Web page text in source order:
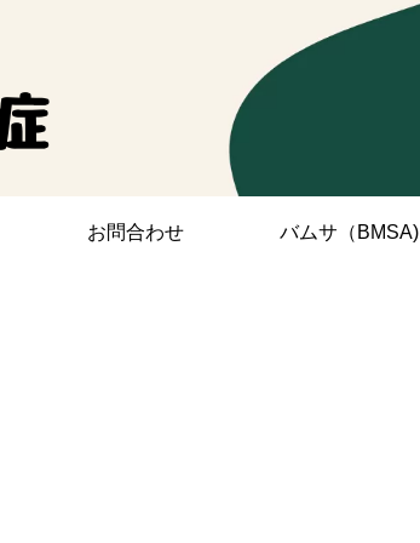
お問合わせ バムサ（BMSA)